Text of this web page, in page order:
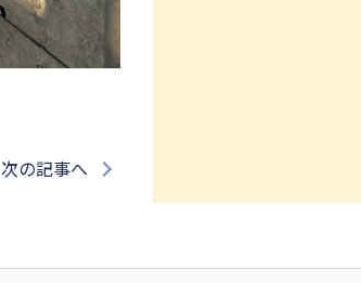
次の記事へ